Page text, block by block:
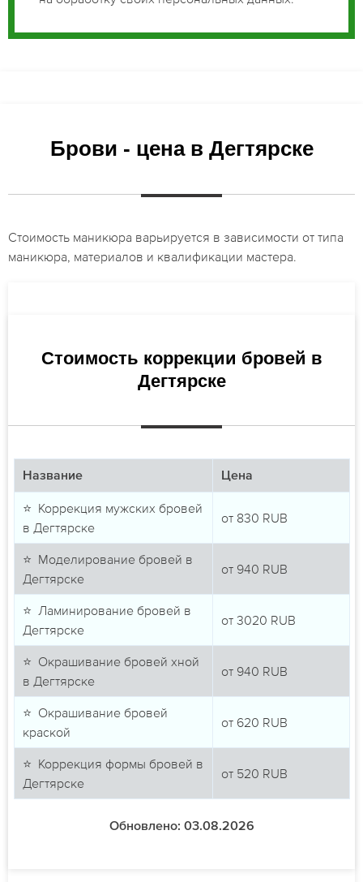
Брови - цена в Дегтярске
Стоимость маникюра варьируется в зависимости от типа
маникюра, материалов и квалификации мастера.
Стоимость коррекции бровей в
Дегтярске
Название Цена
⭐ Коррекция мужских бровей
в Дегтярске
от 830 RUB
⭐ Моделирование бровей в
Дегтярске
от 940 RUB
⭐ Ламинирование бровей в
Дегтярске
от 3020 RUB
⭐ Окрашивание бровей хной
в Дегтярске
от 940 RUB
⭐ Окрашивание бровей
краской
от 620 RUB
⭐ Коррекция формы бровей в
Дегтярске
от 520 RUB
Обновлено: 03.08.2026